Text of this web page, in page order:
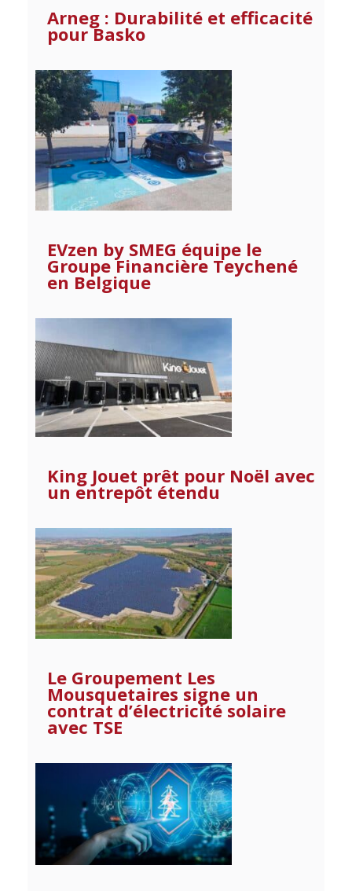
Arneg : Durabilité et efficacité
pour Basko
EVzen by SMEG équipe le
Groupe Financière Teychené
en Belgique
King Jouet prêt pour Noël avec
un entrepôt étendu
Le Groupement Les
Mousquetaires signe un
contrat d’électricité solaire
avec TSE